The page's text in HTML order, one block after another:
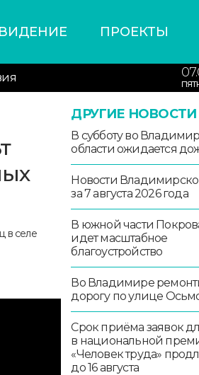
ПРОЕКТЫ
ДРУГИЕ НОВОСТИ
В субботу во
области ожидается
Новости
за 7 августа 2026 года
В южной части
идет масштабное
благоустройство
Во Владимире
дорогу по улице
Срок приёма заявок
в национальной
«Человек труда»
до 16 августа